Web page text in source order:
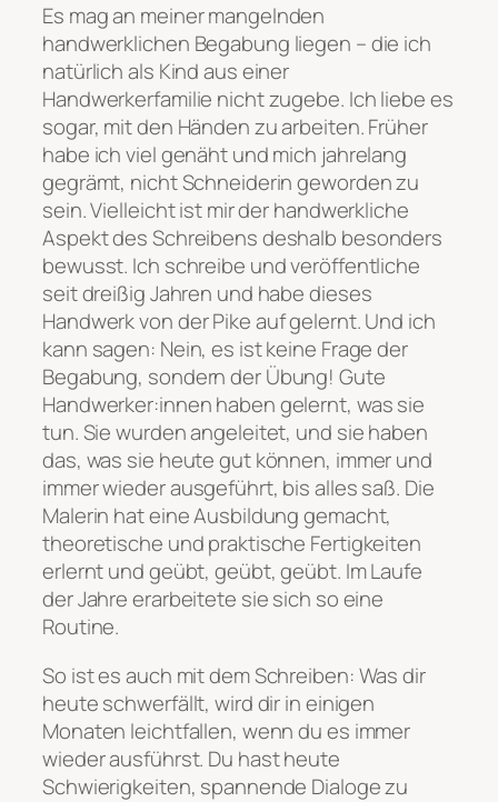
Es mag an meiner mangelnden
handwerklichen Begabung liegen – die ich
natürlich als Kind aus einer
Handwerkerfamilie nicht zugebe. Ich liebe es
sogar, mit den Händen zu arbeiten. Früher
habe ich viel genäht und mich jahrelang
gegrämt, nicht Schneiderin geworden zu
sein. Vielleicht ist mir der handwerkliche
Aspekt des Schreibens deshalb besonders
bewusst. Ich schreibe und veröffentliche
seit dreißig Jahren und habe dieses
Handwerk von der Pike auf gelernt. Und ich
kann sagen: Nein, es ist keine Frage der
Begabung, sondern der Übung! Gute
Handwerker:innen haben gelernt, was sie
tun. Sie wurden angeleitet, und sie haben
das, was sie heute gut können, immer und
immer wieder ausgeführt, bis alles saß. Die
Malerin hat eine Ausbildung gemacht,
theoretische und praktische Fertigkeiten
erlernt und geübt, geübt, geübt. Im Laufe
der Jahre erarbeitete sie sich so eine
Routine.
So ist es auch mit dem Schreiben: Was dir
heute schwerfällt, wird dir in einigen
Monaten leichtfallen, wenn du es immer
wieder ausführst. Du hast heute
Schwierigkeiten, spannende Dialoge zu